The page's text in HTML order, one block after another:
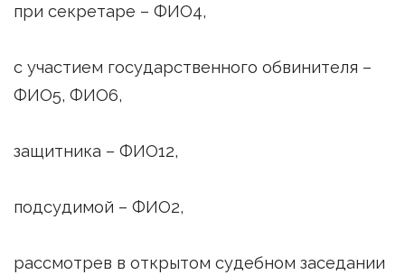
при секретаре – ФИО4,
с участием государственного обвинителя –
ФИО5, ФИО6,
защитника – ФИО12,
подсудимой – ФИО2,
рассмотрев в открытом судебном заседании